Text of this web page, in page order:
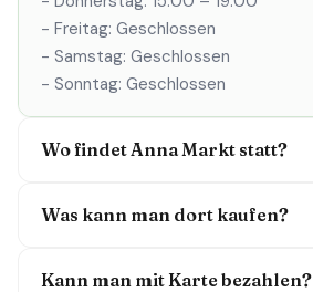
- Freitag: Geschlossen
- Samstag: Geschlossen
- Sonntag: Geschlossen
Wo findet Anna Markt statt?
Was kann man dort kaufen?
Kann man mit Karte bezahlen?